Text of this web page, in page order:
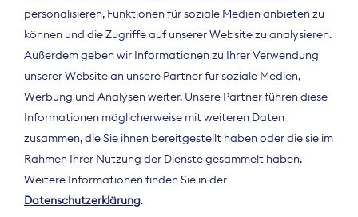
Der Bundesverband Digitalpublisher und
Zeitungsverleger (BDZV) vertritt als
Spitzenorganisation die Interessen der
personalisieren, Funktionen für soziale Medien anbieten zu
können und die Zugriffe auf unserer Website zu analysieren.
Außerdem geben wir Informationen zu Ihrer Verwendung
unserer Website an unsere Partner für soziale Medien,
Werbung und Analysen weiter. Unsere Partner führen diese
Informationen möglicherweise mit weiteren Daten
zusammen, die Sie ihnen bereitgestellt haben oder die sie im
Rahmen Ihrer Nutzung der Dienste gesammelt haben.
Weitere Informationen finden Sie in der
Datenschutzerklärung.